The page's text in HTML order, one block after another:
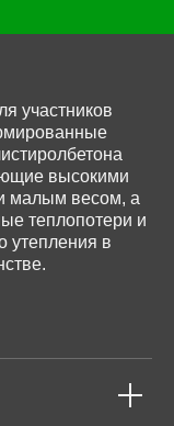
участников
высокими
малым весом, а
теплопотери и
утепления в